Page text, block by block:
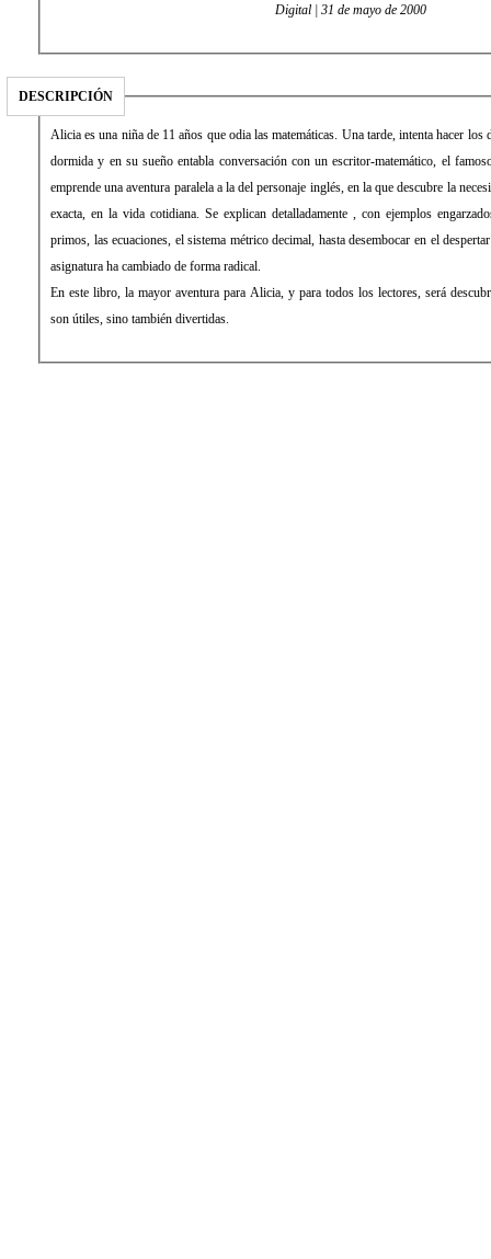
Digital | 31 de mayo de 2000
DESCRIPCIÓN
Alicia es una niña de 11 años que odia las matemáticas. Una tarde, intenta hacer los
dormida y en su sueño entabla conversación con un escritor-matemático, el
emprende una aventura paralela a la del personaje inglés, en la que descubre la
exacta, en la vida cotidiana. Se explican detalladamente , con ejemplos
primos, las ecuaciones, el sistema métrico decimal, hasta desembocar en el
asignatura ha cambiado de forma radical.
En este libro, la mayor aventura para Alicia, y para todos los lectores, será
son útiles, sino también divertidas.